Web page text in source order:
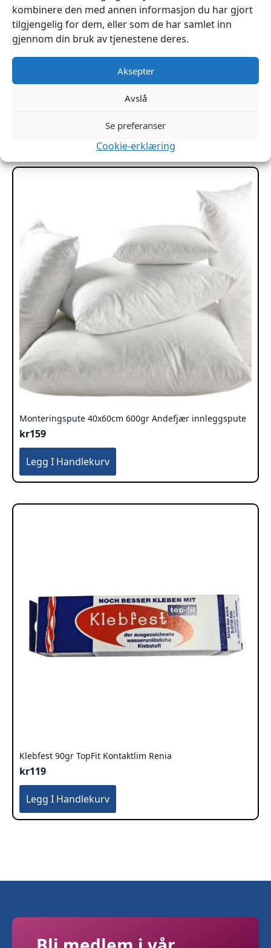
kombinere den med annen informasjon du har gjort
tilgjengelig for dem, eller som de har samlet inn
gjennom din bruk av tjenestene deres.
Aksepter
Avslå
Se preferanser
Cookie-erklæring
Legg I Handlekurv
Monteringspute 40x60cm 600gr Andefjær innleggspute
kr159
Legg I Handlekurv
Klebfest 90gr TopFit Kontaktlim Renia
kr119
Legg I Handlekurv